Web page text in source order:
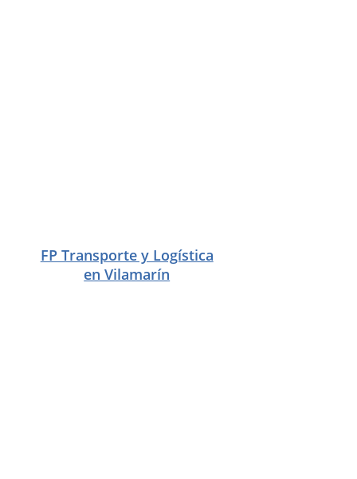
FP Transporte y Logística
en Vilamarín